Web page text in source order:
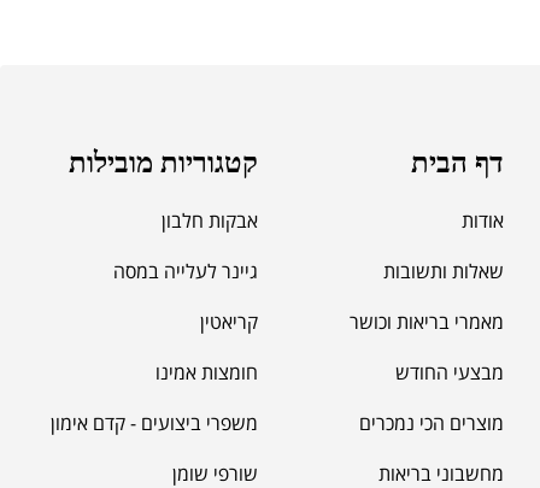
סרט מדידה מקצועי לגוף
מאקה שחורה | BLACK MACA
125.00
דף הבית
אודות
שאלות ותשובות
מאמרי בריאות וכושר
מבצעי החודש
מוצרים הכי נמכרים
מחשבוני בריאות
קטגוריות מובילות
אבקות חלבון
גיינר לעלייה במסה
קריאטין
חומצות אמינו
משפרי ביצועים - קדם אימון
שורפי שומן